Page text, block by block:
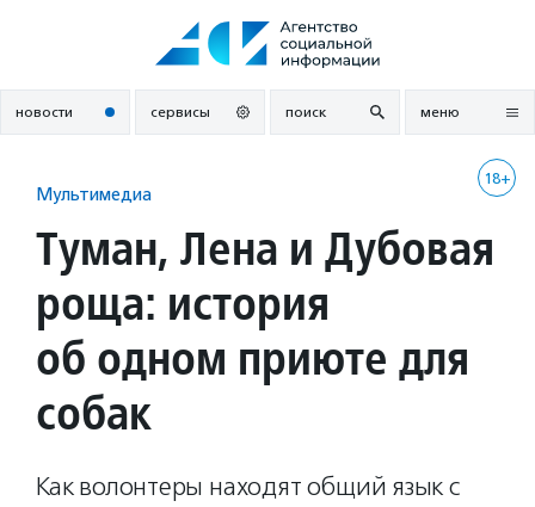
новости сервисы поиск меню
18+
Мультимедиа
Туман, Лена и Дубовая
роща: история
об одном приюте для
собак
Как волонтеры находят общий язык с